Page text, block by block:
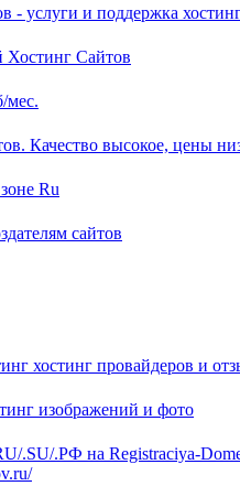
- услуги и поддержка
Сайтов
мес.
Качество высокое, цены
Ru
сайтов
хостинг провайдеров и
изображений и фото
.SU/.РФ на Registraciya-